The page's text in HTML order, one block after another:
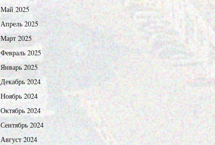
Май 2025
Апрель 2025
Март 2025
Февраль 2025
Январь 2025
Декабрь 2024
Ноябрь 2024
Октябрь 2024
Сентябрь 2024
Август 2024